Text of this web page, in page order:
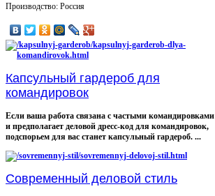
Производство: Россия
Капсульный гардероб для
командировок
Если ваша работа связана с частыми командировками
и предполагает деловой дресс-код для командировок,
подспорьем для вас станет капсульный гардероб. ...
Современный деловой стиль